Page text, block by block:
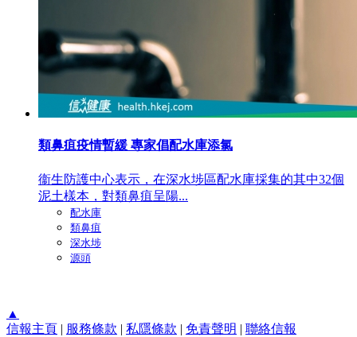
類鼻疽疫情暫緩 專家倡配水庫添氯
衞生防護中心表示，在深水埗區配水庫採集的其中32個
泥土樣本，對類鼻疽呈陽...
配水庫
類鼻疽
深水埗
源頭
▲
信報主頁 | 服務條款 | 私隱條款 | 免責聲明 | 聯絡信報